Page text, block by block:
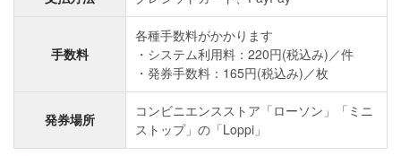
手数料
各種手数料がかかります
システム利用料：220円(税込み)／件
発券手数料：165円(税込み)／枚
発券場所
コンビニエンスストア「ローソン」「ミニ
ストップ」の「Loppi」